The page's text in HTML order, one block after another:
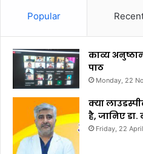
Popular
काव्य
पाठ
Monday, 22
क्या
है, जानिए डा.
Friday, 22